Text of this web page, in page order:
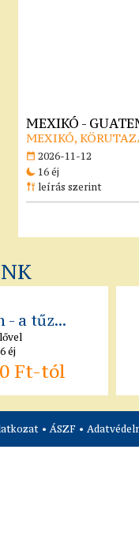
MEXIKÓ -
MEXIKÓ,
2026-11-12
16 éj
leírás szerint
- a tűz...
éj
Ft-tól
• ÁSZF •